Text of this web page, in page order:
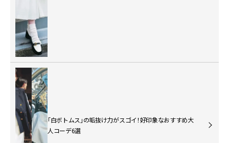
「白ボトムス」の垢抜け力がスゴイ！好印象なおすすめ大
人コーデ6選